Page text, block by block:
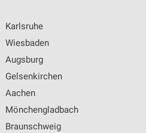
Karlsruhe
Wiesbaden
Augsburg
Gelsenkirchen
Aachen
Mönchengladbach
Braunschweig